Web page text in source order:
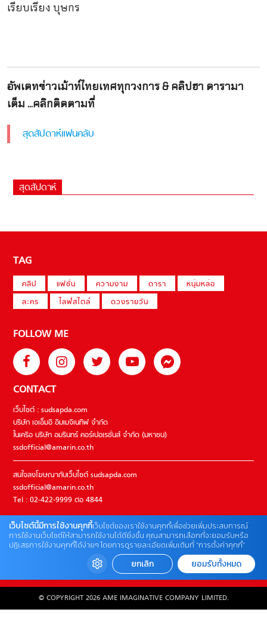
เรียบเรียง บุษกร
อัพเดทข่าวเม้าท์ไทยเทศทุกวงการ & คลิปฮา ดารามา
เต็ม ...คลิกติดตามที่
สุดสัปดาห์แฟนคลับ
สุดสัปดาห์
TAG
คลิป แฟชั่น ความงาม ดารา
หนุ่มหล่อ
ละคร
ไลฟ์สไตล์ ดวงรายวัน
FOLLOW ME
CONTACT
เว็บไซต์ : sudsapda.com
บริษัท เอเอ็มอี อิมเมจิเนทีฟ จำกัด
ในเครือ บริษัท อมรินทร์ คอร์เปอเรชั่นส์ จำกัด (มหาชน)
ssdofficial@amarin.co.th
สนใจลงโฆษณากับเว็บไซต์ sudsapda.com
ssdofficial@amarin.co.th
Tel : 02-422-9999 ต่อ 4844
ติดต่อแจ้งปัญหาหรือร้องเรียน
02-422-9999 ต่อ 4180
(จันทร์ – ศุกร์ เวลา 09.00 – 18.00 น)
© COPYRIGHT 2026 AME IMAGINATIVE COMPANY LIMITED.
เว็บไซต์นี้มีการใช้งานคุกกี้เว็บไซต์ของเราใช้งานคุกกี้เพื่อช่วยเพิ่มประสบการณ์
การใช้งานเว็บไซต์ให้สามารถใช้งานได้ดียิ่งขึ้น คุณสามารถเลือกที่จะยอมรับหรือ
ปฏิเสธการใช้งานคุกกี้ได้ง่ายๆ โดยการดูรายละเอียดเพิ่มเติมที่ “การตั้งค่าคุกกี้”
ยกเลิก ยอมรับทั้งหมด